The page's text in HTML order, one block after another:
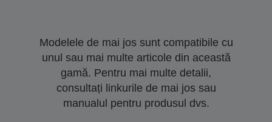
Modelele de mai jos sunt compatibile cu
unul sau mai multe articole din această
gamă. Pentru mai multe detalii,
consultați linkurile de mai jos sau
manualul pentru produsul dvs.